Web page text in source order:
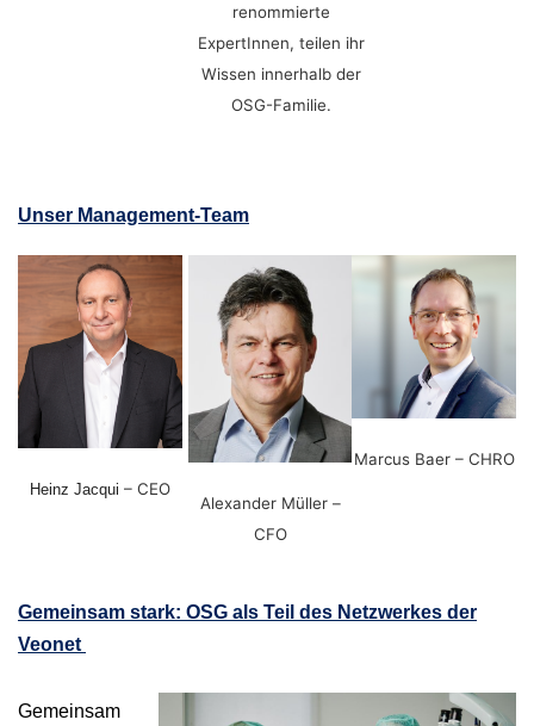
renommierte
ExpertInnen, teilen ihr
Wissen innerhalb der
OSG-Familie.
Unser Management-Team
Heinz Jacqui – CEO
Alexander Müller –
CFO
Marcus Baer – CHRO
Gemeinsam stark: OSG als Teil des Netzwerkes der
Veonet
Gemeinsam